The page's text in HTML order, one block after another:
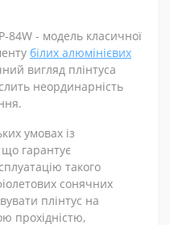
84W - модель класичної
білих алюмінієвих
вигляд плінтуса
неординарність
умовах із
що гарантує
такого
сонячних
плінтус на
прохідністю,